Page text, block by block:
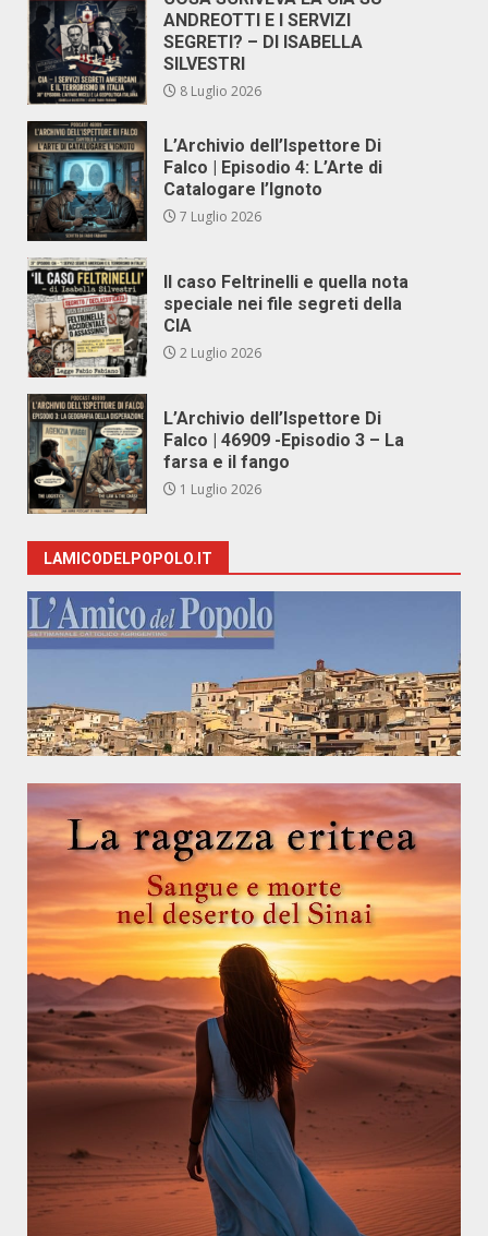
ANDREOTTI E I SERVIZI
SEGRETI? – DI ISABELLA
SILVESTRI
8 Luglio 2026
L’Archivio dell’Ispettore Di
Falco | Episodio 4: L’Arte di
Catalogare l’Ignoto
7 Luglio 2026
Il caso Feltrinelli e quella nota
speciale nei file segreti della
CIA
2 Luglio 2026
L’Archivio dell’Ispettore Di
Falco | 46909 -Episodio 3 – La
farsa e il fango
1 Luglio 2026
LAMICODELPOPOLO.IT